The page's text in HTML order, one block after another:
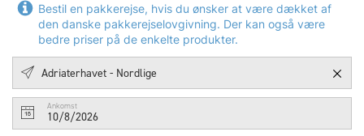
Bestil en pakkerejse, hvis du ønsker at være dækket af
den danske pakkerejselovgivning. Der kan også være
bedre priser på de enkelte produkter.
Ankomst
10/8/2026